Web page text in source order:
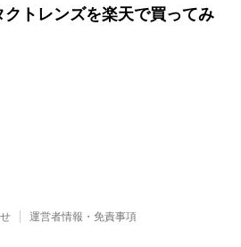
クトレンズを楽天で買ってみ
運営者情報・免責事項